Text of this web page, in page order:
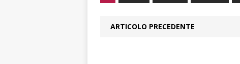
ARTICOLO PRECEDENTE